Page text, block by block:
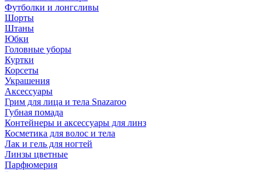
Футболки и лонгсливы
Шорты
Штаны
Юбки
Головные уборы
Куртки
Корсеты
Украшения
Аксессуары
Грим для лица и тела Snazaroo
Губная помада
Контейнеры и аксессуары для линз
Косметика для волос и тела
Лак и гель для ногтей
Линзы цветные
Парфюмерия